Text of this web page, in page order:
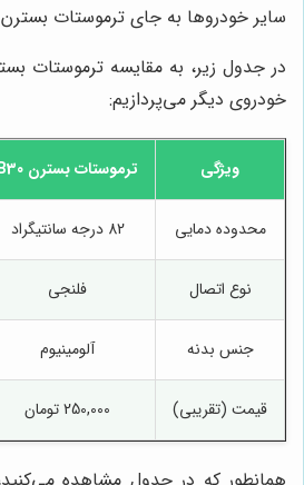
سایر خودروها به جای ترموستات بسترن B30 استفاده کرد.
خودروی دیگر می‌پردازیم:
ویژگی ترموستات بسترن B30
محدوده دمایی 82 درجه سانتیگراد
نوع اتصال فلنجی
جنس بدنه آلومینیوم
قیمت (تقریبی) 250,000 تومان